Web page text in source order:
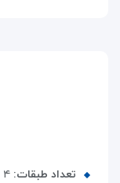
تعداد طبقات: ۴